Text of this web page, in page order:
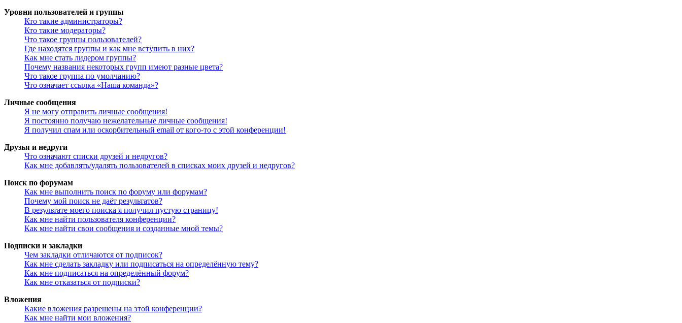
Уровни пользователей и группы
Кто такие администраторы?
Кто такие модераторы?
Что такое группы пользователей?
Где находятся группы и как мне вступить в них?
Как мне стать лидером группы?
Почему названия некоторых групп имеют разные цвета?
Что такое группа по умолчанию?
Что означает ссылка «Наша команда»?
Личные сообщения
Я не могу отправить личные сообщения!
Я постоянно получаю нежелательные личные сообщения!
Я получил спам или оскорбительный email от кого-то с этой конференции!
Друзья и недруги
Что означают списки друзей и недругов?
Как мне добавлять/удалять пользователей в списках моих друзей и недругов?
Поиск по форумам
Как мне выполнить поиск по форуму или форумам?
Почему мой поиск не даёт результатов?
В результате моего поиска я получил пустую страницу!
Как мне найти пользователя конференции?
Как мне найти свои сообщения и созданные мной темы?
Подписки и закладки
Чем закладки отличаются от подписок?
Как мне сделать закладку или подписаться на определённую тему?
Как мне подписаться на определённый форум?
Как мне отказаться от подписки?
Вложения
Какие вложения разрешены на этой конференции?
Как мне найти мои вложения?